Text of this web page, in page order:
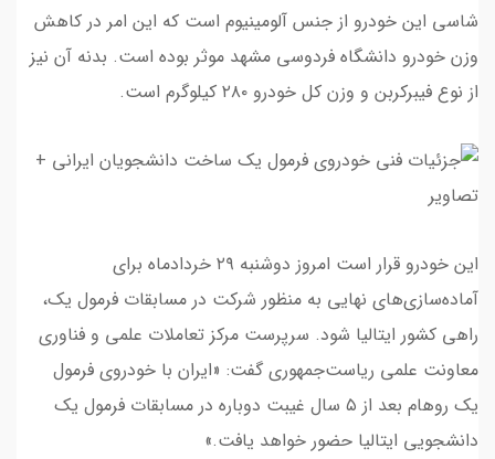
شاسی این خودرو از جنس آلومینیوم است که این امر در کاهش
وزن خودرو دانشگاه فردوسی مشهد موثر بوده است. بدنه آن نیز
از نوع فیبرکربن و وزن کل خودرو ۲۸۰ کیلوگرم است.
این خودرو قرار است امروز دوشنبه ۲۹ خردادماه برای
آماده‌سازی‌های نهایی به منظور شرکت در مسابقات فرمول یک،
راهی کشور ایتالیا شود. سرپرست مرکز تعاملات علمی و فناوری
معاونت علمی ریاست‌جمهوری گفت: «ایران با خودروی فرمول
یک روهام بعد از ۵ سال غیبت دوباره در مسابقات فرمول یک
دانشجویی ایتالیا حضور خواهد یافت.»